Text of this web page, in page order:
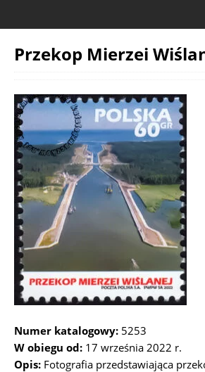
Przekop Mierzei
Numer katalogowy: 5253
W obiegu od: 17 września 2022 r.
Opis: Fotografia przedstawiająca